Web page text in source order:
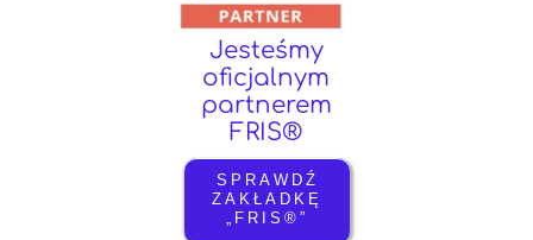
Jesteśmy
oficjalnym
partnerem
FRIS®
SPRAWDŹ
ZAKŁADKĘ
„FRIS®”